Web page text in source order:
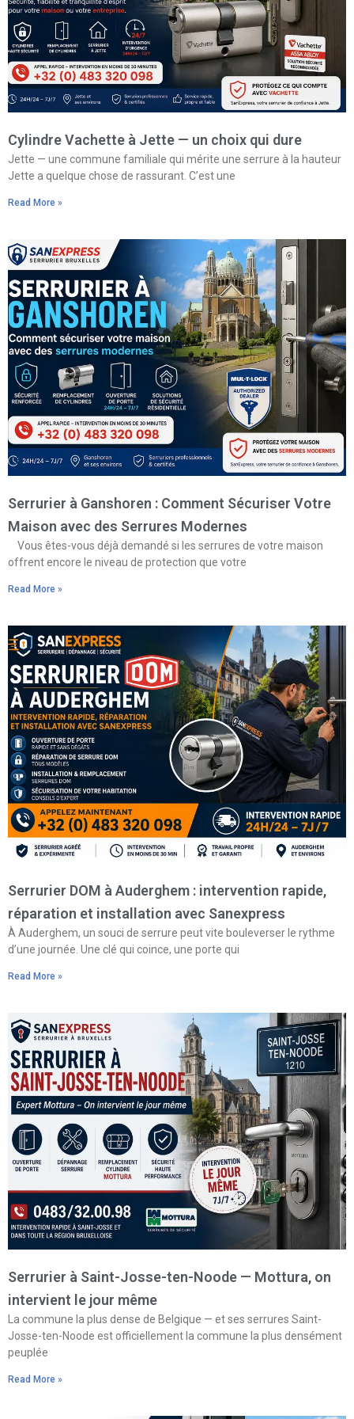
Cylindre Vachette à Jette — un choix qui dure
Jette — une commune familiale qui mérite une serrure à la hauteur
Jette a quelque chose de rassurant. C’est une
Read More »
Serrurier à Ganshoren : Comment Sécuriser Votre
Maison avec des Serrures Modernes
Vous êtes-vous déjà demandé si les serrures de votre maison
offrent encore le niveau de protection que votre
Read More »
Serrurier DOM à Auderghem : intervention rapide,
réparation et installation avec Sanexpress
À Auderghem, un souci de serrure peut vite bouleverser le rythme
d’une journée. Une clé qui coince, une porte qui
Read More »
Serrurier à Saint-Josse-ten-Noode — Mottura, on
intervient le jour même
La commune la plus dense de Belgique — et ses serrures Saint-
Josse-ten-Noode est officiellement la commune la plus densément
peuplée
Read More »